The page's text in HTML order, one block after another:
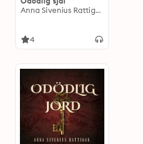
Anna Sivenius Rattigan
4